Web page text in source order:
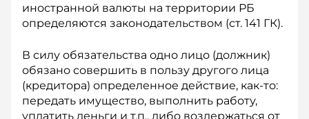
ино­странной валюты на территории РБ
определяются законодательством (ст. 141 ГК).
В силу обязательства одно лицо (должник)
обязано совершить в пользу другого лица
(кредитора) определенное действие, как-то:
передать имущество, выполнить работу,
уплатить деньги и т.п., либо воздержаться от